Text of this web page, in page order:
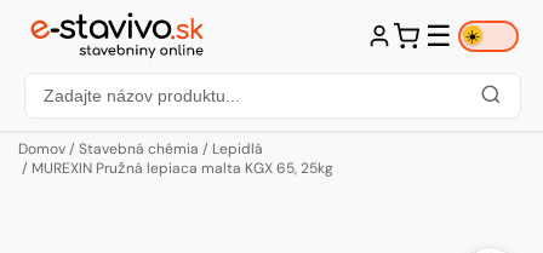
☰ ☀️
Domov/ Stavebná chémia / Lepidlá
/ MUREXIN Pružná lepiaca malta KGX 65, 25kg